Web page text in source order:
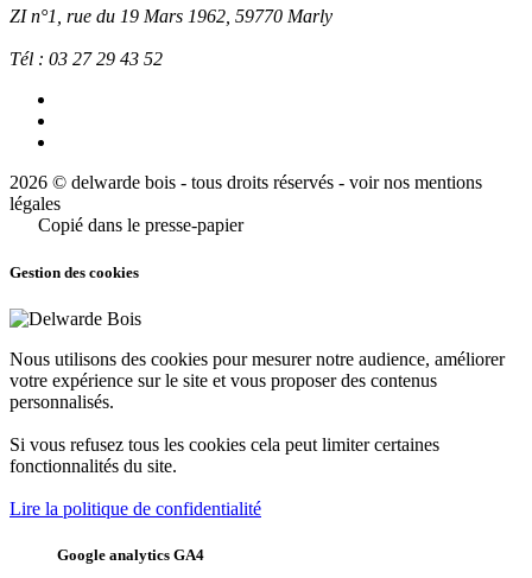
ZI n°1, rue du 19 Mars 1962, 59770 Marly
Tél : 03 27 29 43 52
2026 © delwarde bois - tous droits réservés - voir nos mentions
légales
Copié dans le presse-papier
Gestion des cookies
Nous utilisons des cookies pour mesurer notre audience, améliorer
votre expérience sur le site et vous proposer des contenus
personnalisés.
Si vous refusez tous les cookies cela peut limiter certaines
fonctionnalités du site.
Lire la politique de confidentialité
Google analytics GA4